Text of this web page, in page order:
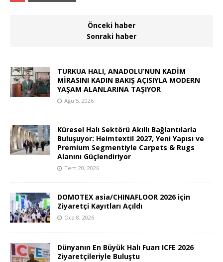
Önceki haber
Sonraki haber
TURKUA HALI, ANADOLU’NUN KADİM
MİRASINI KADIN BAKIŞ AÇISIYLA MODERN
YAŞAM ALANLARINA TAŞIYOR
Ağu 5, 2026
Küresel Halı Sektörü Akıllı Bağlantılarla
Buluşuyor: Heimtextil 2027, Yeni Yapısı ve
Premium Segmentiyle Carpets & Rugs
Alanını Güçlendiriyor
Tem 20, 2026
DOMOTEX asia/CHINAFLOOR 2026 için
Ziyaretçi Kayıtları Açıldı
Oca 8, 2026
Dünyanın En Büyük Halı Fuarı ICFE 2026
Ziyaretçileriyle Buluştu